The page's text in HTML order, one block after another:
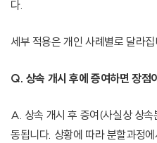
다.
세부 적용은 개인 사례별로 달라집
Q. 상속 개시 후에 증여하면 장점
A. 상속 개시 후 증여(사실상 상
동됩니다. 상황에 따라 분할과정